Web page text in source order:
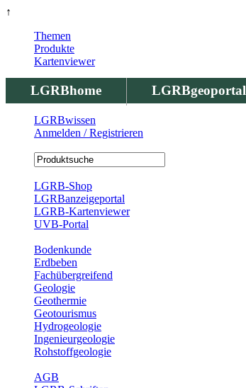
↑
LGRBhome LGRBgeoportal
Themen
Produkte
Kartenviewer
LGRBwissen
Anmelden / Registrieren
LGRB-Shop
LGRBanzeigeportal
LGRB-Kartenviewer
UVB-Portal
Bodenkunde
Erdbeben
Fachübergreifend
Geologie
Geothermie
Geotourismus
Hydrogeologie
Ingenieurgeologie
Rohstoffgeologie
AGB